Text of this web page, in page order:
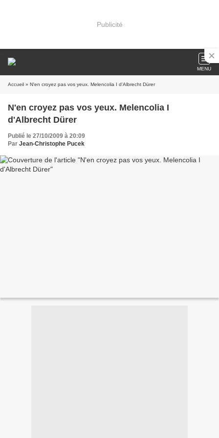
Publicité
MENU
Accueil » N'en croyez pas vos yeux. Melencolia I d'Albrecht Dürer
N'en croyez pas vos yeux. Melencolia I
d'Albrecht Dürer
Publié le 27/10/2009 à 20:09
Par Jean-Christophe Pucek